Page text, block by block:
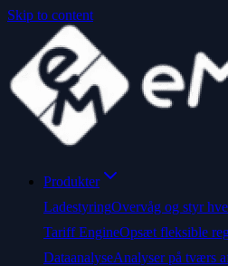
Skip to content
Produkter
LadestyringOvervåg og styr
Tariff EngineOpsæt fleksible
DataanalyseAnalyser på tværs